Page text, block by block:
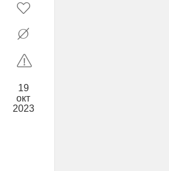
19
окт
2023